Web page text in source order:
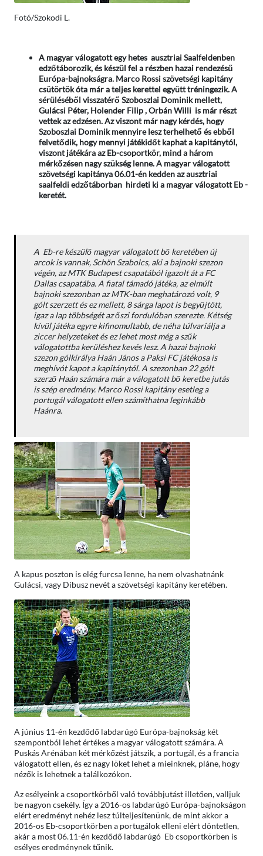
Fotó/Szokodi L.
A magyar válogatott egy hetes ausztriai Saalfeldenben
edzőtáborozik, és készül fel a részben hazai rendezésű
Európa-bajnokságra. Marco Rossi szövetségi kapitány
csütörtök óta már a teljes kerettel együtt tréningezik. A
sérüléséből visszatérő Szoboszlai Dominik mellett,
Gulácsi Péter, Holender Filip , Orbán Willi is már részt
vettek az edzésen. Az viszont már nagy kérdés, hogy
Szoboszlai Dominik mennyire lesz terhelhető és ebből
felvetődik, hogy mennyi játékidőt kaphat a kapitánytól,
viszont játékára az Eb-csoportkör, mind a három
mérkőzésen nagy szükség lenne. A magyar válogatott
szövetségi kapitánya 06.01-én kedden az ausztriai
saalfeldi edzőtáborban hirdeti ki a magyar válogatott Eb -
keretét.
A Eb-re készülő magyar válogatott bő keretében új
arcok is vannak, Schön Szabolcs, aki a bajnoki szezon
végén, az MTK Budapest csapatából igazolt át a FC
Dallas csapatába. A fiatal támadó játéka, az elmúlt
bajnoki szezonban az MTK-ban meghatározó volt, 9
gólt szerzett és ez mellett, 8 sárga lapot is begyűjtött,
igaz a lap többségét az őszi fordulóban szerezte. Kétség
kívül játéka egyre kifinomultabb, de néha túlvariálja a
ziccer helyzeteket és ez lehet most még a szűk
válogatottba kerüléshez kevés lesz. A hazai bajnoki
szezon gólkirálya Haán János a Paksi FC játékosa is
meghívót kapot a kapitánytól. A szezonban 22 gólt
szerző Haán számára már a válogatott bő keretbe jutás
is szép eredmény. Marco Rossi kapitány esetleg a
portugál válogatott ellen számíthatna leginkább
Haánra.
A kapus poszton is elég furcsa lenne, ha nem olvashatnánk
Gulácsi, vagy Dibusz nevét a szövetségi kapitány keretében.
A június 11-én kezdődő labdarúgó Európa-bajnokság két
szempontból lehet értékes a magyar válogatott számára. A
Puskás Arénában két mérkőzést játszik, a portugál, és a francia
válogatott ellen, és ez nagy löket lehet a mieinknek, pláne, hogy
nézők is lehetnek a találkozókon.
Az esélyeink a csoportkörből való továbbjutást illetően, valljuk
be nagyon csekély. Így a 2016-os labdarúgó Európa-bajnokságon
elért eredményt nehéz lesz túlteljesítenünk, de mint akkor a
2016-os Eb-csoportkörben a portugálok elleni elért döntetlen,
akár a most 06.11-én kezdődő labdarúgó Eb csoportkörben is
esélyes eredménynek tűnik.